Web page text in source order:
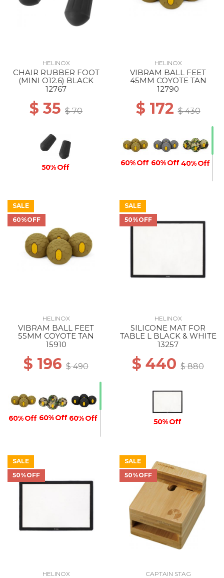
HELINOX
CHAIR RUBBER FOOT
(MINI O12.6) BLACK
12767
$ 35 $ 70
50% Off
HELINOX
VIBRAM BALL FEET
45MM COYOTE TAN
12790
$ 172$ 430
60% Off 60% Off 40% Off
40% Off 40% Off
SALE
60%OFF
HELINOX
VIBRAM BALL FEET
55MM COYOTE TAN
15910
$ 196 $ 490
60% Off 60% Off 60% Off
60% Off
SALE
50%OFF
HELINOX
SILICONE MAT FOR
TABLE L BLACK & WHITE
13257
$ 440 $ 880
50% Off
SALE
50%OFF
HELINOX
SALE
50%OFF
CAPTAIN STAG